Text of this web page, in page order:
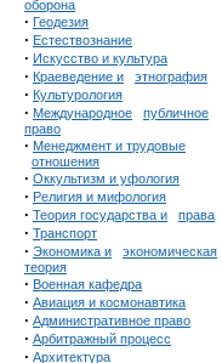
оборона
· Геодезия
· Естествознание
· Искусство и культура
· Краеведение и этнография
· Культурология
· Международное
публичное
право
· Менеджмент и трудовые
отношения
· Оккультизм и уфология
· Религия и мифология
· Теория государства и права
· Транспорт
· Экономика и
экономическая
теория
· Военная кафедра
· Авиация и космонавтика
· Административное право
· Арбитражный процесс
· Архитектура